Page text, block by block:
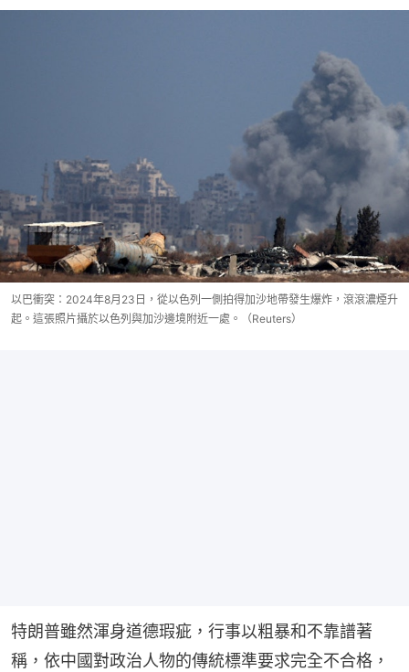
以巴衝突：2024年8月23日，從以色列一側拍得加沙地帶發生爆炸，滾滾濃煙升
起。這張照片攝於以色列與加沙邊境附近一處。（Reuters）
特朗普雖然渾身道德瑕疵，行事以粗暴和不靠譜著
稱，依中國對政治人物的傳統標準要求完全不合格，